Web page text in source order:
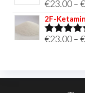
Rated5.00
out of 5
€23.00–€
2F-
Rated4.95
€23.00–€